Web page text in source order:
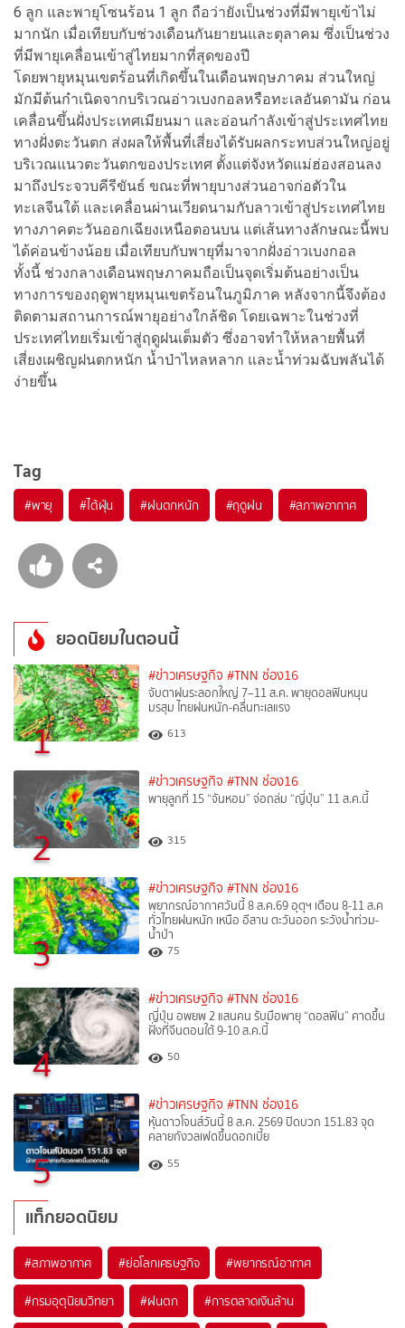
6 ลูก และพายุโซนร้อน 1 ลูก ถือว่ายังเป็นช่วงที่มีพายุเข้าไม่
มากนัก เมื่อเทียบกับช่วงเดือนกันยายนและตุลาคม ซึ่งเป็นช่วง
ที่มีพายุเคลื่อนเข้าสู่ไทยมากที่สุดของปี
โดยพายุหมุนเขตร้อนที่เกิดขึ้นในเดือนพฤษภาคม ส่วนใหญ่
มักมีต้นกำเนิดจากบริเวณอ่าวเบงกอลหรือทะเลอันดามัน ก่อน
เคลื่อนขึ้นฝั่งประเทศเมียนมา และอ่อนกำลังเข้าสู่ประเทศไทย
ทางฝั่งตะวันตก ส่งผลให้พื้นที่เสี่ยงได้รับผลกระทบส่วนใหญ่อยู่
บริเวณแนวตะวันตกของประเทศ ตั้งแต่จังหวัดแม่ฮ่องสอนลง
มาถึงประจวบคีรีขันธ์ ขณะที่พายุบางส่วนอาจก่อตัวใน
ทะเลจีนใต้ และเคลื่อนผ่านเวียดนามกับลาวเข้าสู่ประเทศไทย
ทางภาคตะวันออกเฉียงเหนือตอนบน แต่เส้นทางลักษณะนี้พบ
ได้ค่อนข้างน้อย เมื่อเทียบกับพายุที่มาจากฝั่งอ่าวเบงกอล
ทั้งนี้ ช่วงกลางเดือนพฤษภาคมถือเป็นจุดเริ่มต้นอย่างเป็น
ทางการของฤดูพายุหมุนเขตร้อนในภูมิภาค หลังจากนี้จึงต้อง
ติดตามสถานการณ์พายุอย่างใกล้ชิด โดยเฉพาะในช่วงที่
ประเทศไทยเริ่มเข้าสู่ฤดูฝนเต็มตัว ซึ่งอาจทำให้หลายพื้นที่
เสี่ยงเผชิญฝนตกหนัก น้ำป่าไหลหลาก และน้ำท่วมฉับพลันได้
ง่ายขึ้น
Tag
#พายุ #ไต้ฝุ่น #ฝนตกหนัก #ฤดูฝน #สภาพอากาศ
ยอดนิยมในตอนนี้
1
#ข่าวเศรษฐกิจ #TNN ช่อง16
จับตาฝนระลอกใหญ่ 7–11 ส.ค. พายุดอลฟินหนุน
มรสุม ไทยฝนหนัก-คลื่นทะเลแรง
613
2
#ข่าวเศรษฐกิจ #TNN ช่อง16
พายุลูกที่ 15 “จันหอม” จ่อถล่ม “ญี่ปุ่น” 11 ส.ค.นี้
315
3
#ข่าวเศรษฐกิจ #TNN ช่อง16
พยากรณ์อากาศวันนี้ 8 ส.ค.69 อุตุฯ เตือน 8-11 ส.ค
ทั่วไทยฝนหนัก เหนือ อีสาน ตะวันออก ระวังน้ำท่วม-
น้ำป่า
75
4
#ข่าวเศรษฐกิจ #TNN ช่อง16
ญี่ปุ่น อพยพ 2 แสนคน รับมือพายุ “ดอลฟิน” คาดขึ้น
ฝั่งที่จีนตอนใต้ 9-10 ส.ค.นี้
50
5
#ข่าวเศรษฐกิจ #TNN ช่อง16
หุ้นดาวโจนส์วันนี้ 8 ส.ค. 2569 ปิดบวก 151.83 จุด
คลายกังวลเฟดขึ้นดอกเบี้ย
55
แท็กยอดนิยม
#สภาพอากาศ #ย่อโลกเศรษฐกิจ #พยากรณ์อากาศ
#กรมอุตุนิยมวิทยา #ฝนตก #การตลาดเงินล้าน